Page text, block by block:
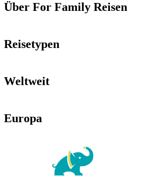
Über For Family Reisen
Reisetypen
Weltweit
Europa